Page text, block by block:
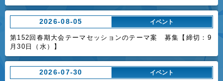
2026-08-05 イベント
第152回春期大会テーマセッションのテーマ案 募集【締切：9
月30日（水）】
2026-07-30 イベント